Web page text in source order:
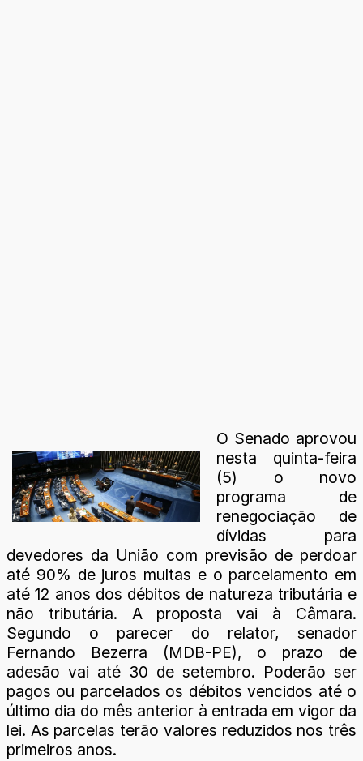
O Senado aprovou
nesta quinta-feira
(5) o novo
programa de
renegociação de
dívidas para
devedores da União com previsão de perdoar
até 90% de juros multas e o parcelamento em
até 12 anos dos débitos de natureza tributária e
não tributária. A proposta vai à Câmara.
Segundo o parecer do relator, senador
Fernando Bezerra (MDB-PE), o prazo de
adesão vai até 30 de setembro. Poderão ser
pagos ou parcelados os débitos vencidos até o
último dia do mês anterior à entrada em vigor da
lei. As parcelas terão valores reduzidos nos três
primeiros anos.